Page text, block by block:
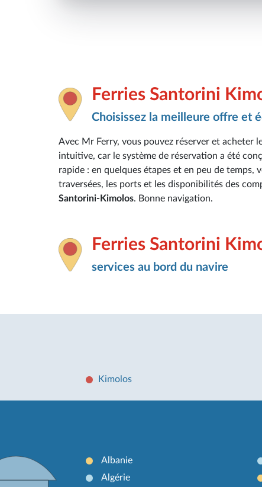
Ferries Santorini
Choisissez la meilleure offre et
Avec Mr Ferry, vous pouvez réserver et acheter
intuitive, car le système de réservation a été
rapide : en quelques étapes et en peu de
traversées, les ports et les disponibilités des
Santorini-Kimolos. Bonne navigation.
Ferries Santorini
services au bord du navire
Kimolos
Albanie
Algérie